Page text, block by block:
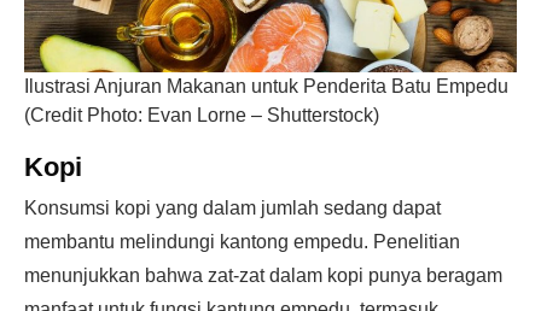
Ilustrasi Anjuran Makanan untuk Penderita Batu Empedu
(Credit Photo: Evan Lorne – Shutterstock)
Kopi
Konsumsi kopi yang dalam jumlah sedang dapat
membantu melindungi kantong empedu. Penelitian
menunjukkan bahwa zat-zat dalam kopi punya beragam